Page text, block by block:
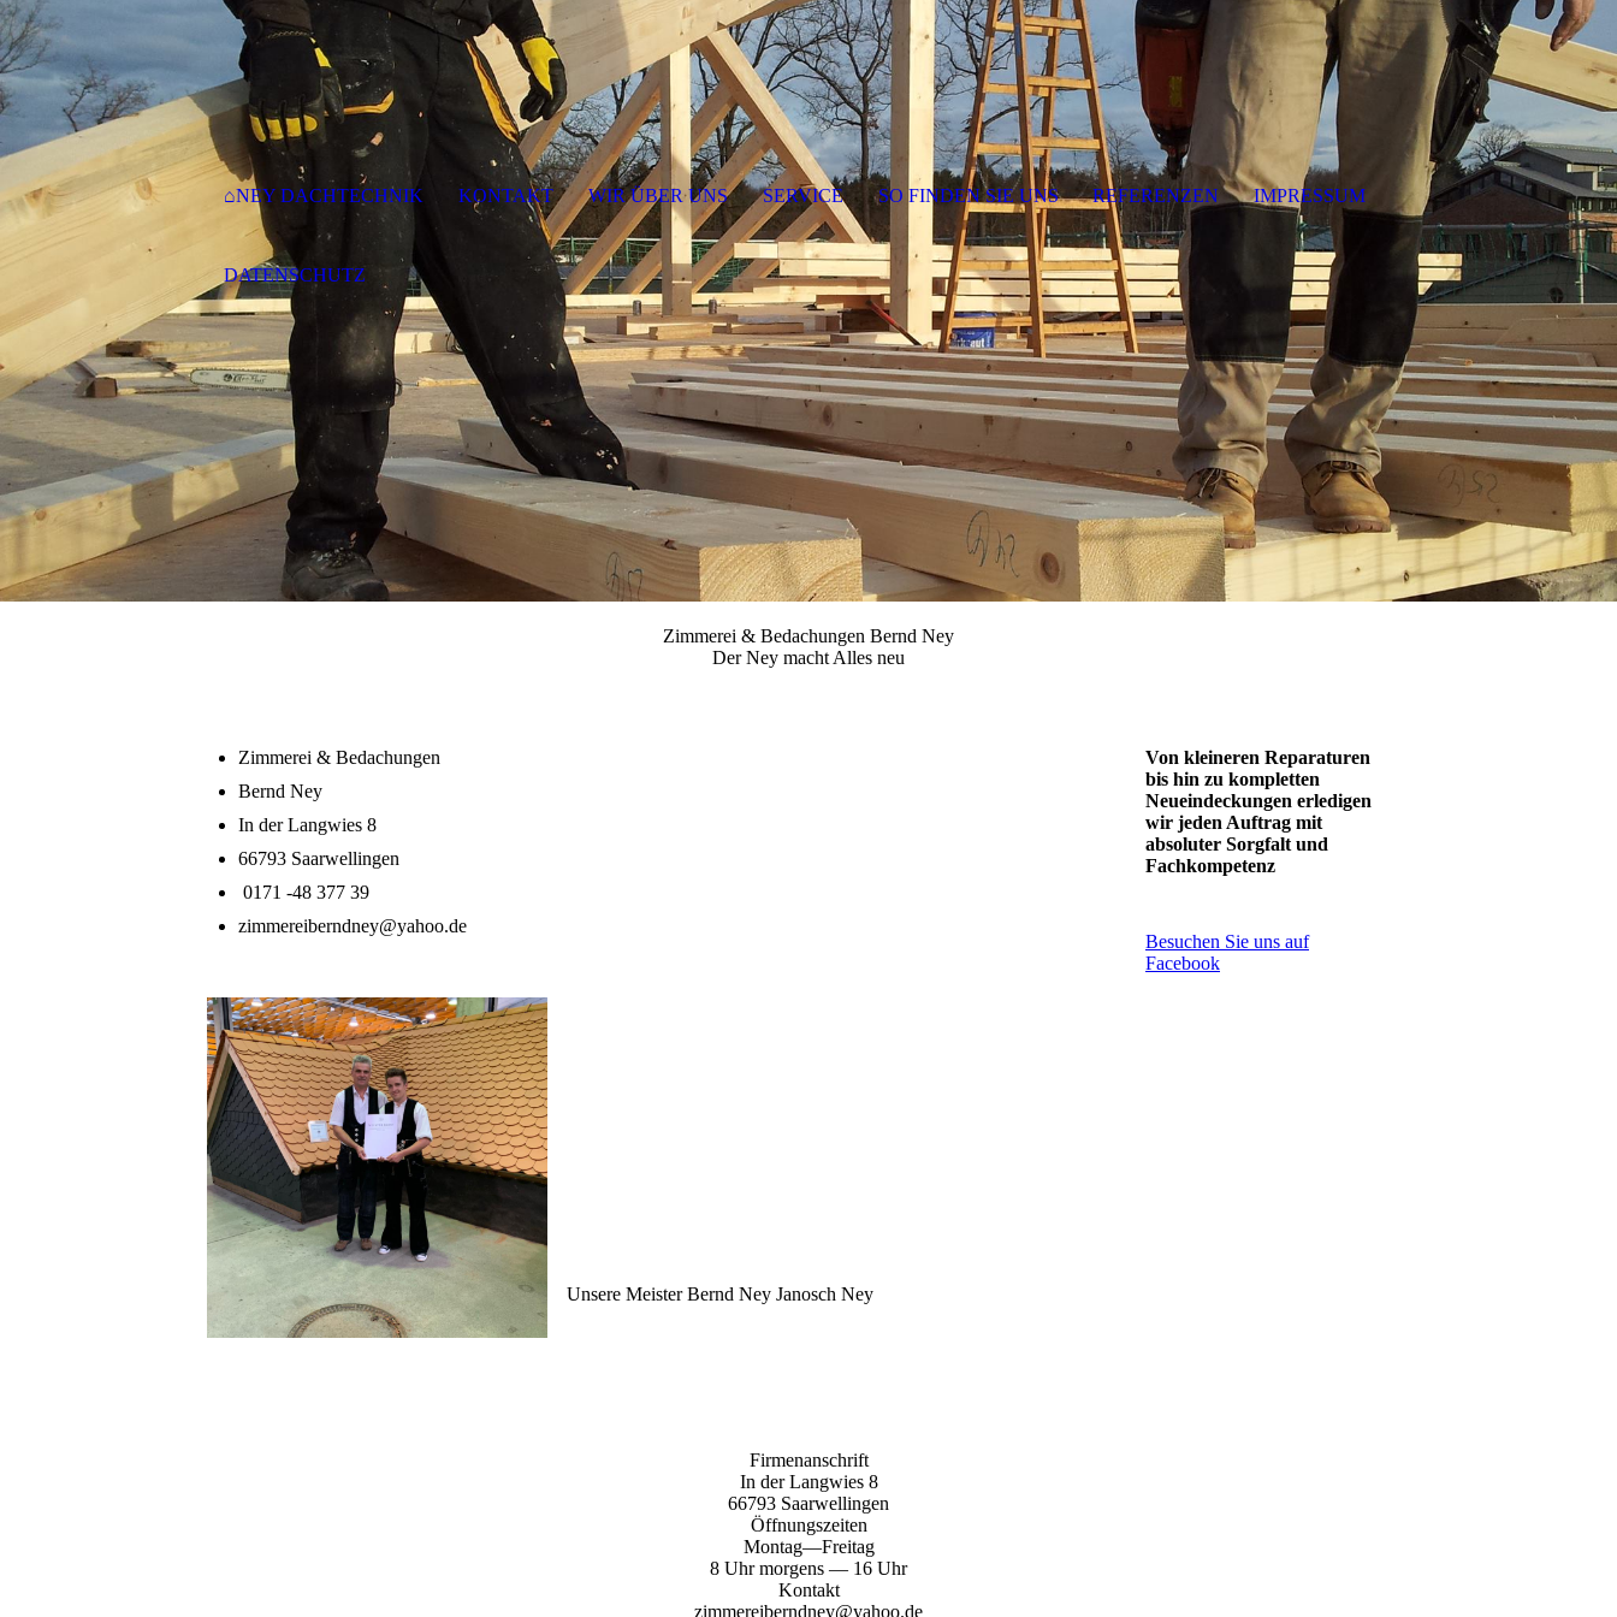
Zimmerei & Bedachungen Bernd Ney
Der Ney macht Alles neu
Zimmerei & Bedachungen
Bernd Ney
In der Langwies 8
66793 Saarwellingen
0171 -48 377 39
zimmereiberndney@yahoo.de
Unsere Meister Bernd Ney Janosch Ney
Von kleineren Reparaturen
bis hin zu kompletten
Neueindeckungen erledigen
wir jeden Auftrag mit
absoluter Sorgfalt und
Fachkompetenz
Besuchen Sie uns auf
Facebook
Firmenanschrift
In der Langwies 8
66793 Saarwellingen
Öffnungszeiten
Montag—Freitag
8 Uhr morgens — 16 Uhr
Kontakt
zimmereiberndney@yahoo.de
⌂NEY DACHTECHNIK KONTAKT WIR ÜBER UNS SERVICE SO FINDEN SIE UNS REFERENZEN IMPRESSUM
DATENSCHUTZ